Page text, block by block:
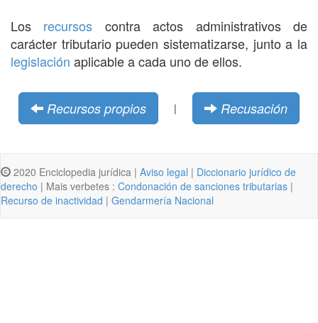
Los recursos contra actos administrativos de
carácter tributario pueden sistematizarse, junto a la
legislación aplicable a cada uno de ellos.
Recursos propios | Recusación
2020 Enciclopedia jurídica | Aviso legal | Diccionario jurídico de
derecho | Mais verbetes : Condonación de sanciones tributarias |
Recurso de inactividad | Gendarmería Nacional